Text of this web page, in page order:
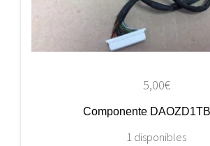
5,00€
Componente
1 disponibles